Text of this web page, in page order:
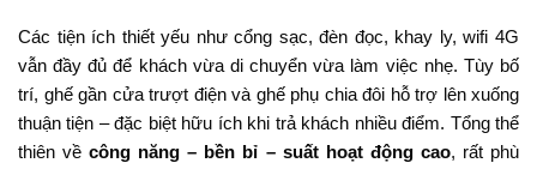
Các tiện ích thiết yếu như cổng sạc, đèn đọc, khay ly, wifi 4G
vẫn đầy đủ để khách vừa di chuyển vừa làm việc nhẹ. Tùy bố
trí, ghế gần cửa trượt điện và ghế phụ chia đôi hỗ trợ lên xuống
thuận tiện – đặc biệt hữu ích khi trả khách nhiều điểm. Tổng thể
thiên vềcông năng – bền bỉ – suất hoạt động cao, rất phù